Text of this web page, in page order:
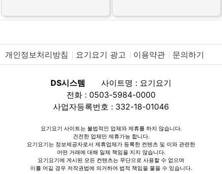
개인정보처리방침 요기요기 광고 이용약관 문의하기
DS시스템
사이트명 : 요기요기
전화 : 0503-5984-0000
사업자등록번호 : 332-18-01046
요기요기 사이트는 불법적인 업체와 제휴를 하지 않습니다.
건전한 업체만 제휴가능 합니다.
요기요기는 정보제공자로서 제휴업체가 등록한 컨텐츠 및 이와 관련한
어떤 거래에 대해 일체 책임을 지지 않습니다.
요기요기에 게시된 모든 컨텐츠는 무단으로 사용할 수 없으며
이를 어길 경우 저작권법에 의거하여 법적 책임을 물을 수 있습니다.